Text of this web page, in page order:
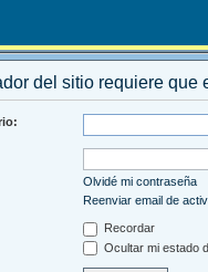
del sitio requiere que
Olvidé mi contraseña
Reenviar email de
Recordar
Ocultar mi estado